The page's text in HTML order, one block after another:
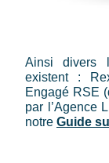
Ainsi divers
existent :
Engagé RSE
par l’Agence
notre Guide